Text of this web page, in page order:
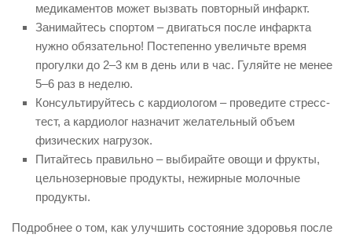
медикаментов может вызвать повторный инфаркт.
Занимайтесь спортом – двигаться после инфаркта
нужно обязательно! Постепенно увеличьте время
прогулки до 2–3 км в день или в час. Гуляйте не менее
5–6 раз в неделю.
Консультируйтесь с кардиологом – проведите стресс-
тест, а кардиолог назначит желательный объем
физических нагрузок.
Питайтесь правильно – выбирайте овощи и фрукты,
цельнозерновые продукты, нежирные молочные
продукты.
Подробнее о том, как улучшить состояние здоровья после